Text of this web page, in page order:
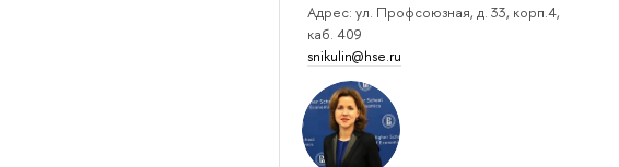
Адрес: ул. Профсоюзная, д. 33, корп.4,
каб. 409
snikulin@hse.ru